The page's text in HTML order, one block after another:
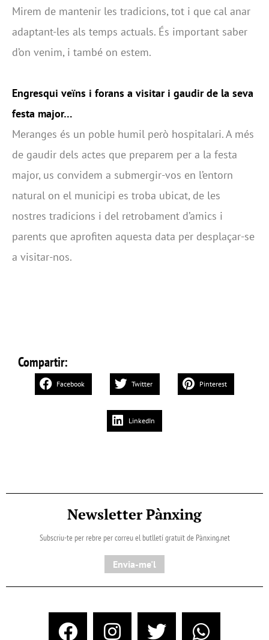
Mirem de mantenir les tradicions, tot i que cal anar
adaptant-les als temps actuals. És important saber
d’on venim, i també on estem.
Engresqui veïns i forans a visitar i gaudir de la seva
festa major…
Meranges és un poble humil però hospitalari. A més
de gaudir dels actes que preparem per a la festa
major, us convidem a submergir-vos en l’entorn
natural on el municipi es troba ubicat, de les
nostres tradicions i del retrobament d’amics i
parents que aprofiten aquesta data per desplaçar-se
a visitar-nos.
Compartir:
Facebook Twitter Pinterest
LinkedIn
Newsletter Pànxing
Subscriu-te per rebre per correu el butlletí gratuït de Pànxing.net​
Envia-me'l